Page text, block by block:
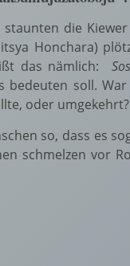
staunten die
Honchara)
das nämlich:
bedeuten soll.
oder
so, dass es
schmelzen vor